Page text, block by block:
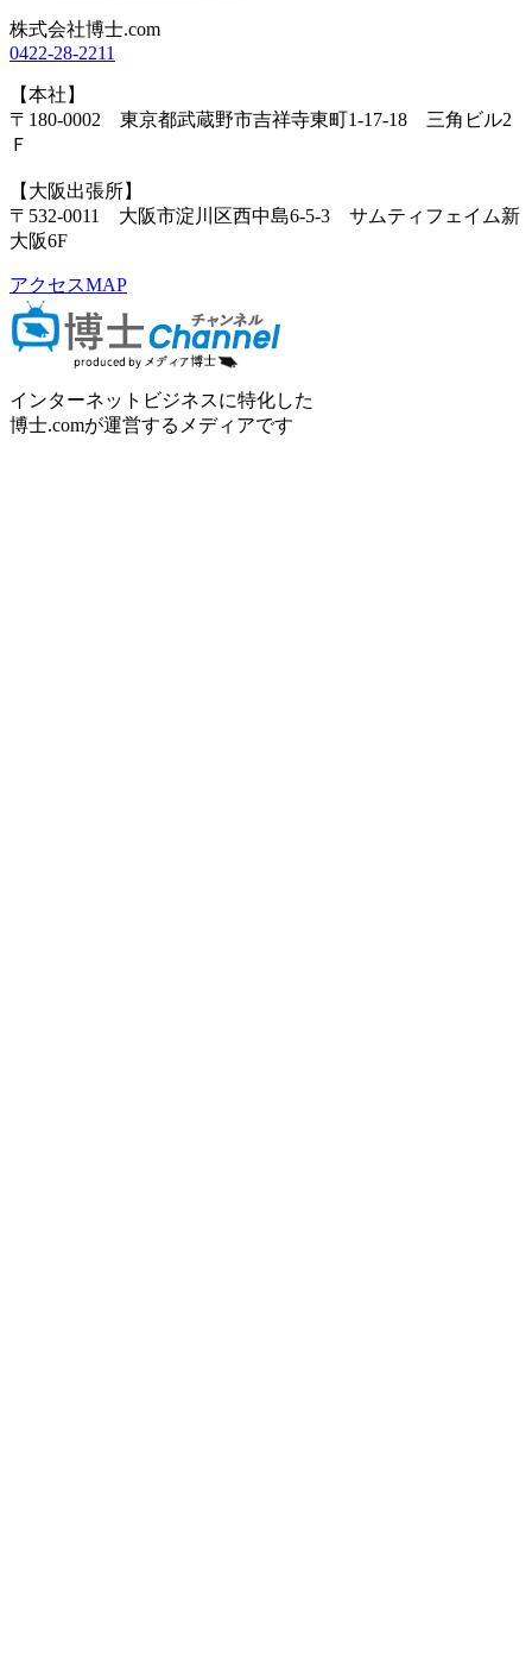
株式会社博士.com
0422-28-2211
【本社】
〒180-0002 東京都武蔵野市吉祥寺東町1-17-18 三角ビル2
Ｆ
【大阪出張所】
〒532-0011 大阪市淀川区西中島6-5-3 サムティフェイム新
大阪6F
アクセスMAP
インターネットビジネスに特化した
博士.comが運営するメディアです